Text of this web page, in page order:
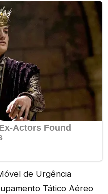
de Urgência
Tático Aéreo